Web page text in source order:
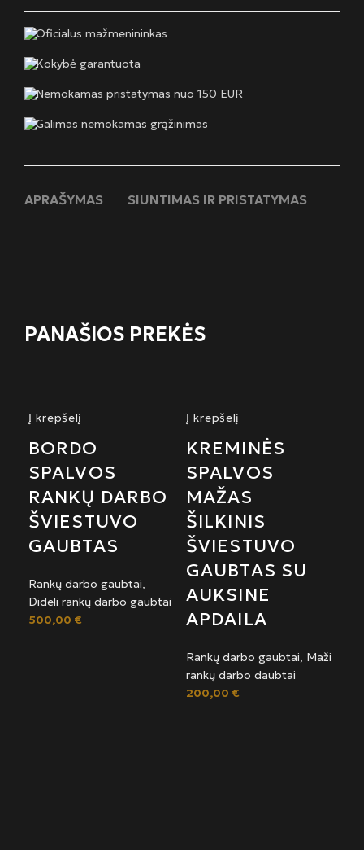
Oficialus mažmenininkas
Kokybė garantuota
Nemokamas pristatymas nuo 150 EUR
Galimas nemokamas grąžinimas
APRAŠYMAS SIUNTIMAS IR PRISTATYMAS
PANAŠIOS PREKĖS
Į krepšelį
BORDO
SPALVOS
RANKŲ DARBO
ŠVIESTUVO
GAUBTAS
Rankų darbo gaubtai,
Dideli rankų darbo gaubtai
500,00 €
Į krepšelį
KREMINĖS
SPALVOS
MAŽAS
ŠILKINIS
ŠVIESTUVO
GAUBTAS SU
AUKSINE
APDAILA
Rankų darbo gaubtai, Maži
rankų darbo daubtai
200,00 €